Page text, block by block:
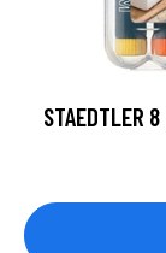
STAEDTLER